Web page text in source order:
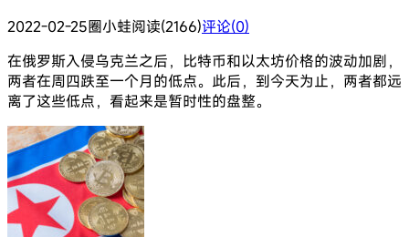
2022-02-25圈小蛙阅读(2166)评论(0)
在俄罗斯入侵乌克兰之后，比特币和以太坊价格的波动加剧，
两者在周四跌至一个月的低点。此后，到今天为止，两者都远
离了这些低点，看起来是暂时性的盘整。